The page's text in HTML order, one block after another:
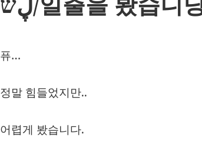
퓨…
정말 힘들었지만..
어렵게 봤습니다.